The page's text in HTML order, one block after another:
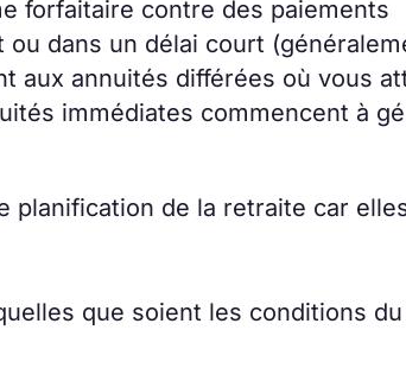
forfaitaire contre des paiements
dans un délai court
aux annuités différées où vous
immédiates commencent à
planification de la retraite car
que soient les conditions du